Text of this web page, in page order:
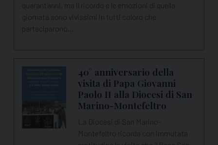
quarant’anni, ma il ricordo e le emozioni di quella
giornata sono vivissimi in tutti coloro che
parteciparono…
40° anniversario della
visita di Papa Giovanni
Paolo II alla Diocesi di San
Marino-Montefeltro
La Diocesi di San Marino-
Montefeltro ricorda con immutata